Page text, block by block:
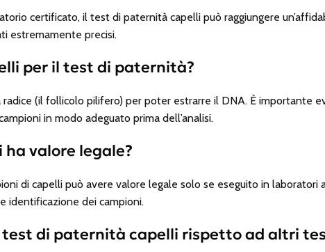
certificato, il test di paternità capelli può raggiungere
estremamente precisi.
per il test di paternità?
(il follicolo pilifero) per poter estrarre il DNA. È importante
in modo adeguato prima dell’analisi.
valore legale?
di capelli può avere valore legale solo se eseguito in laboratori
identificazione dei campioni.
test di paternità capelli rispetto ad altri